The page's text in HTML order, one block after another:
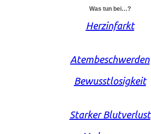
Was tun bei…?
Herzinfarkt
Atembeschwerden
Bewusstlosigkeit
Starker Blutverlust